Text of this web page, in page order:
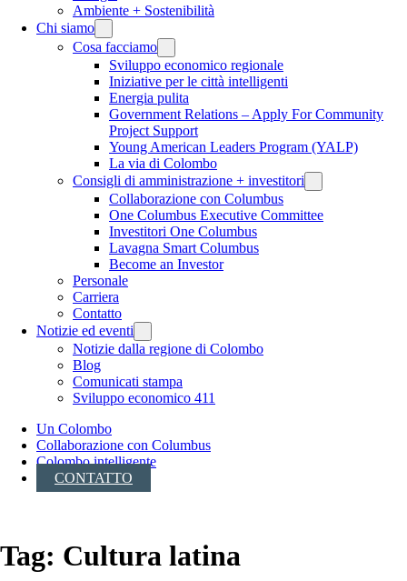
Ambiente + Sostenibilità
Chi siamo
Cosa facciamo
Sviluppo economico regionale
Iniziative per le città intelligenti
Energia pulita
Government Relations – Apply For Community
Project Support
Young American Leaders Program (YALP)
La via di Colombo
Consigli di amministrazione + investitori
Collaborazione con Columbus
One Columbus Executive Committee
Investitori One Columbus
Lavagna Smart Columbus
Become an Investor
Personale
Carriera
Contatto
Notizie ed eventi
Notizie dalla regione di Colombo
Blog
Comunicati stampa
Sviluppo economico 411
Un Colombo
Collaborazione con Columbus
Colombo intelligente
CONTATTO
Tag: Cultura latina